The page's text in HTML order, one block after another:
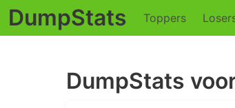
DumpStats Toppers
DumpStats